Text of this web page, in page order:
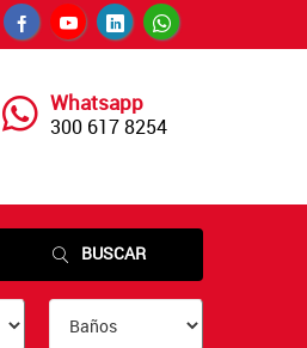
Whatsapp
300 617 8254
BUSCAR